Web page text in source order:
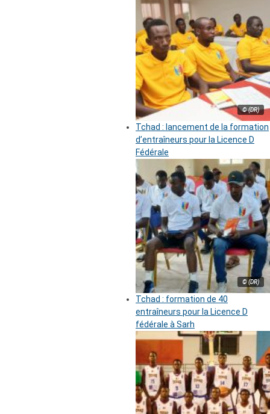
© (DR)
Tchad : lancement de la formation
d’entraîneurs pour la Licence D
Fédérale
© (DR)
Tchad : formation de 40
entraîneurs pour la Licence D
fédérale à Sarh